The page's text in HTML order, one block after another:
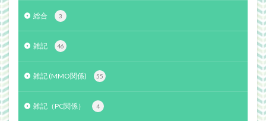
総合 3
雑記 46
雑記 (MMO関係) 55
雑記（PC関係） 4